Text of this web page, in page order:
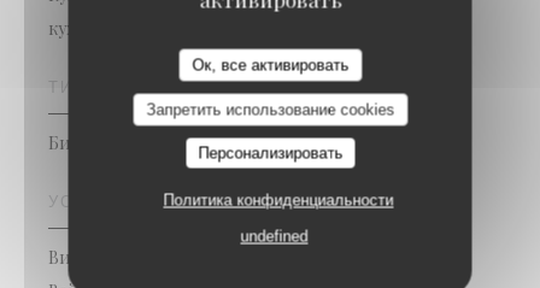
Ок, все активировать
Запретить использование cookies
Персонализировать
Политика конфиденциальности
undefined
кухня, свежий продукт, Традиционная кухня
ТИП ЗАВЕДЕНИЯ
Бистрономический ресторан
УСЛУГИ
Винный бар, Коктейли, Коктейль-бар, терраса,